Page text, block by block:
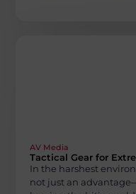
AV Media
Tactical Gear for
In the harshest
not just an